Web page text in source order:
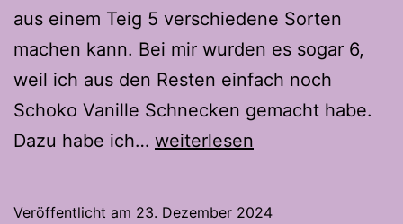
aus einem Teig 5 verschiedene Sorten
machen kann. Bei mir wurden es sogar 6,
weil ich aus den Resten einfach noch
Schoko Vanille Schnecken gemacht habe.
Dazu habe ich… Vegane
weiterlesen
Veröffentlicht am 23. Dezember 2024